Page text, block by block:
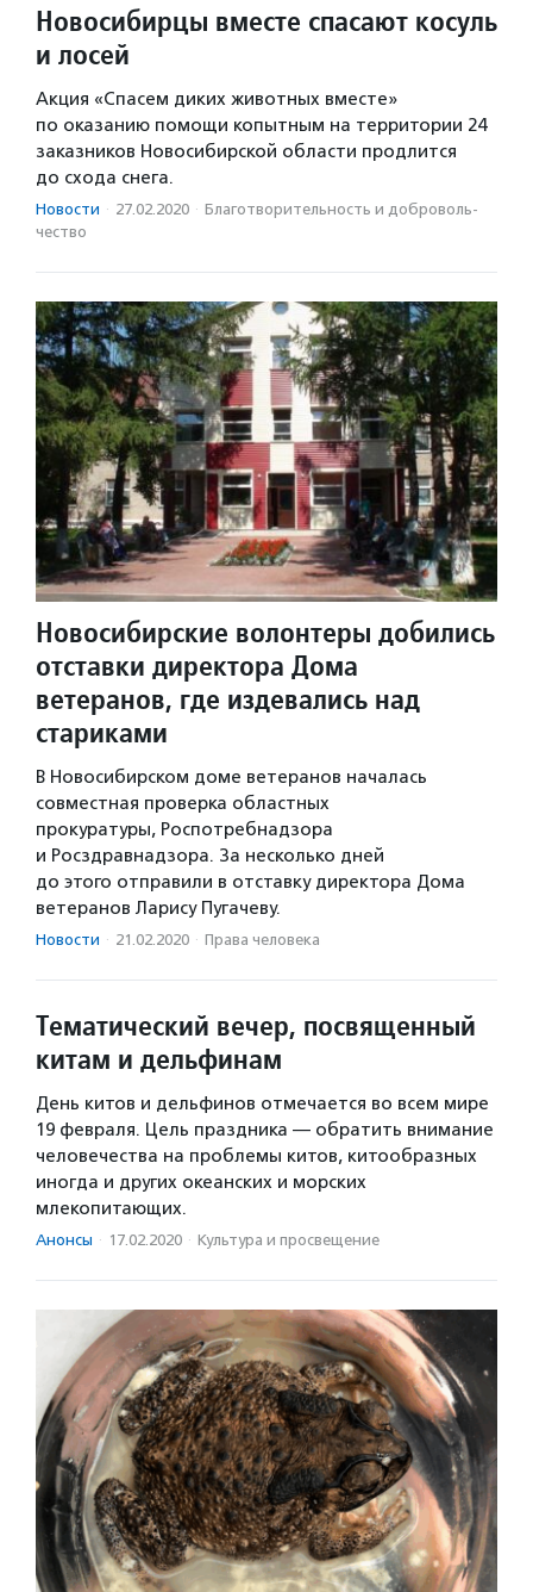
Новосибирцы вместе спасают косуль
и лосей
Акция «Спасем диких животных вместе»
по оказанию помощи копытным на территории 24
заказников Новосибирской области продлится
до схода снега.
Новости · 27.02.2020 · Благотвори­тель­ность и доброволь­
чест­во
Новосибирские волонтеры добились
отставки директора Дома
ветеранов, где издевались над
стариками
В Новосибирском доме ветеранов началась
совместная проверка областных
прокуратуры, Роспотребнадзора
и Росздравнадзора. За несколько дней
до этого отправили в отставку директора Дома
ветеранов Ларису Пугачеву.
Новости · 21.02.2020 · Права человека
Тематический вечер, посвященный
китам и дельфинам
День китов и дельфинов отмечается во всем мире
19 февраля. Цель праздника — обратить внимание
человечества на проблемы китов, китообразных
иногда и других океанских и морских
млекопитающих.
Анонсы · 17.02.2020 · Культура и просвещение